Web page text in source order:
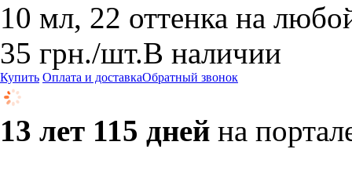
10 мл, 22 оттенка на
35 грн./шт.В наличии
Купить Оплата и доставкаОбратный звонок
13 лет 115 дней на